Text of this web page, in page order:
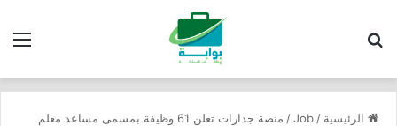
الرئيسية /
Job
/
منصة جدارات تعلن 61 وظيفة بمسمى مساعد معلم